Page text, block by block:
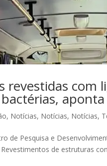
revestidas com
, Notícias, Notícias, Notícias,
de Pesquisa e
de estruturas